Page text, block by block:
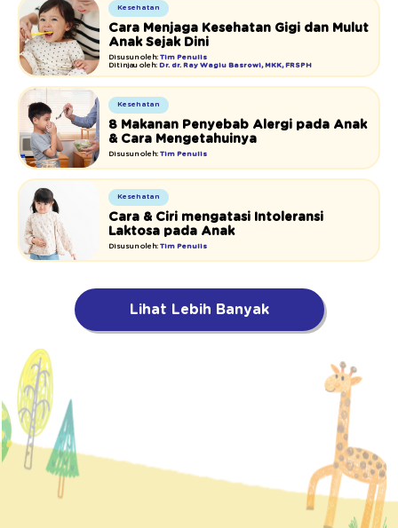
Kesehatan
Cara Menjaga Kesehatan Gigi dan Mulut
Anak Sejak Dini
Disusun oleh: Tim Penulis
Ditinjau oleh: Dr. dr. Ray Wagiu Basrowi, MKK, FRSPH
Kesehatan
8 Makanan Penyebab Alergi pada Anak
& Cara Mengetahuinya
Disusun oleh: Tim Penulis
Kesehatan
Cara & Ciri mengatasi Intoleransi
Laktosa pada Anak
Disusun oleh: Tim Penulis
Lihat Lebih Banyak